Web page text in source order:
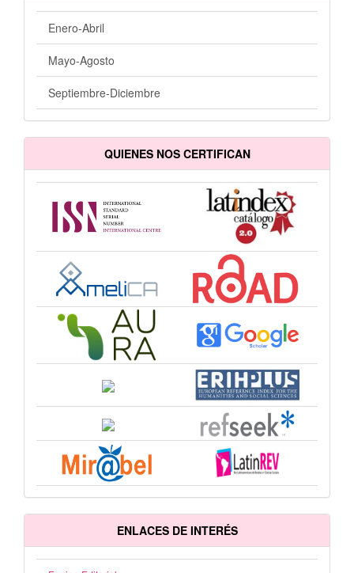
Enero-Abril
Mayo-Agosto
Septiembre-Diciembre
QUIENES NOS CERTIFICAN
ENLACES DE INTERÉS